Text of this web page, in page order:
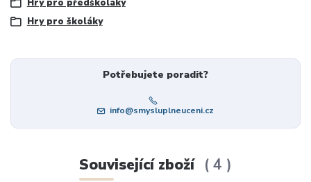
Hry pro předškoláky
Hry pro školáky
Potřebujete poradit?
info@smysluplneuceni.cz
Související zboží 4